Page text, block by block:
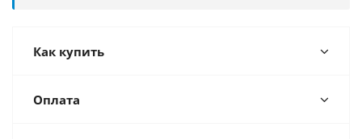
Как купить
Оплата